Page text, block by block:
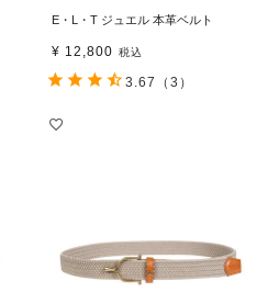
E・L・T ジュエル 本革ベルト
¥ 12,800 税込
3.67 （3）